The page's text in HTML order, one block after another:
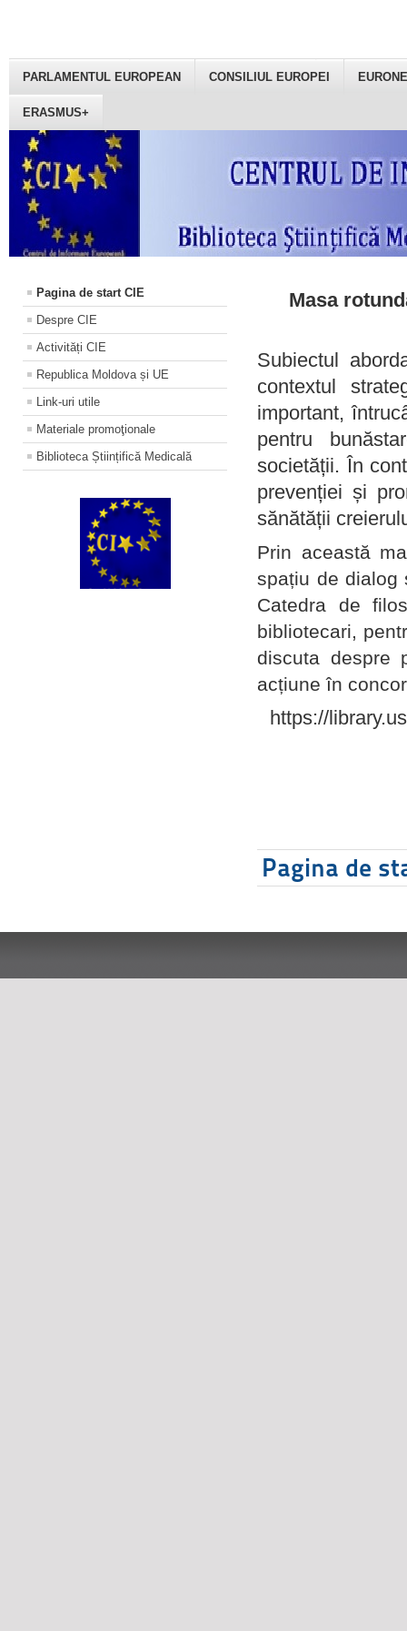
PARLAMENTUL EUROPEAN CONSILIUL EUROPEI
ERASMUS+
Pagina de start CIE
Despre CIE
Activități CIE
Republica Moldova și UE
Link-uri utile
Materiale promoţionale
Biblioteca Științifică Medicală
Masa
Subiectul
contextul
important,
pentru
societății. În
prevenției și
sănătății
Prin această
spațiu de dialog
Catedra de
bibliotecari,
discuta despre
acțiune în
https://
Pagina de